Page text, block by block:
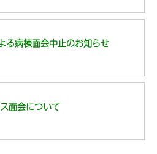
る病棟面会中止のお知らせ
面会について